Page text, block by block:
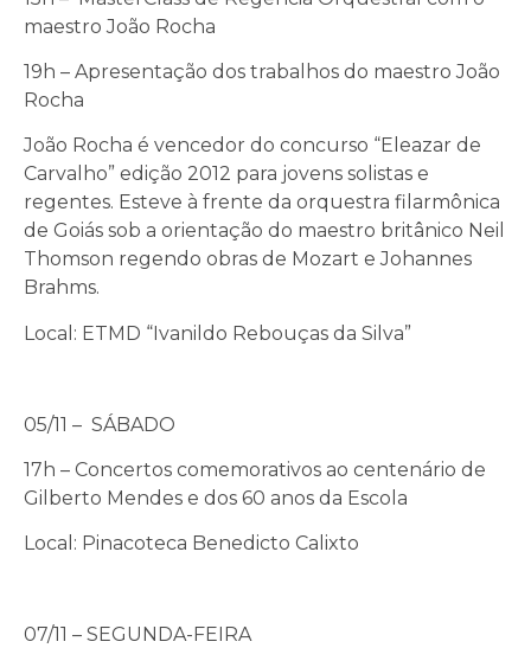
maestro João Rocha
19h – Apresentação dos trabalhos do maestro João
Rocha
João Rocha é vencedor do concurso “Eleazar de
Carvalho” edição 2012 para jovens solistas e
regentes. Esteve à frente da orquestra filarmônica
de Goiás sob a orientação do maestro britânico Neil
Thomson regendo obras de Mozart e Johannes
Brahms.
Local: ETMD “Ivanildo Rebouças da Silva”
05/11 – SÁBADO
17h – Concertos comemorativos ao centenário de
Gilberto Mendes e dos 60 anos da Escola
Local: Pinacoteca Benedicto Calixto
07/11 – SEGUNDA-FEIRA